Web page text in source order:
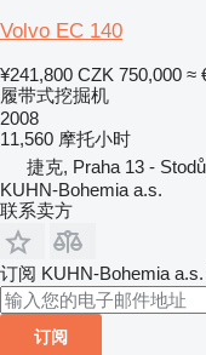
Volvo EC 140
¥241,800 CZK 750,000 ≈
履带式挖掘机
2008
11,560 摩托小时
捷克, Praha 13 -
KUHN-Bohemia a.s.
联系卖方
订阅 KUHN-Bohemia
订阅